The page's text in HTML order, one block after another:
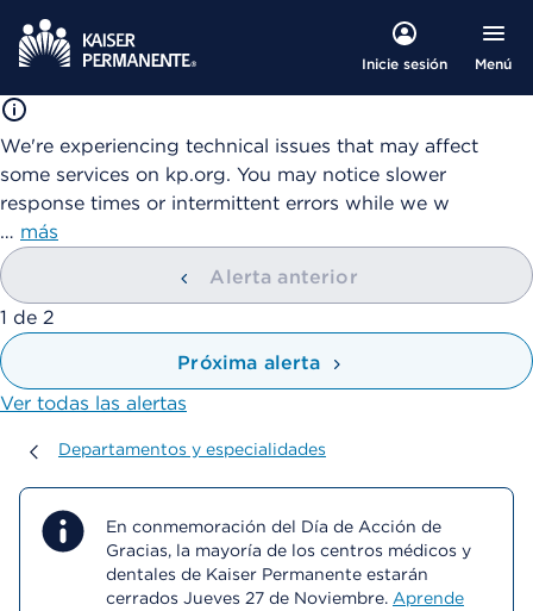
Inicie sesión Menú
We're experiencing technical issues that may affect
some services on kp.org. You may notice slower
response times or intermittent errors while we w
… más
Alerta anterior
mostrando
1 de 2
Próxima alerta
Ver todas las alertas
Departamentos y especialidades
Departamentos y especialidades
En conmemoración del Día de Acción de
Gracias, la mayoría de los centros médicos y
dentales de Kaiser Permanente estarán
cerrados Jueves 27 de Noviembre. Aprende